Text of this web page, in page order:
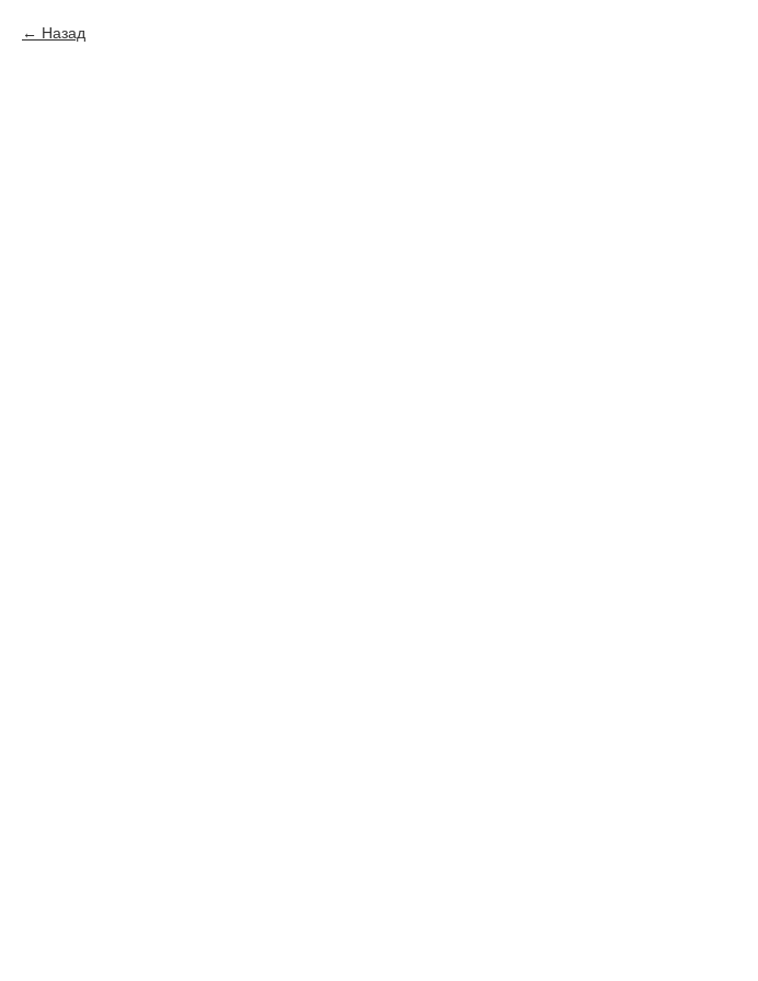
Назад